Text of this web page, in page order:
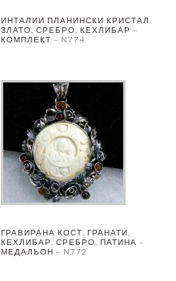
ИНТАЛИИ ПЛАНИНСКИ КРИСТАЛ,
ЗЛАТО, СРЕБРО, КЕХЛИБАР –
КОМПЛЕКТ – N774
ГРАВИРАНА КОСТ, ГРАНАТИ,
КЕХЛИБАР, СРЕБРО, ПАТИНА –
МЕДАЛЬОН – N772